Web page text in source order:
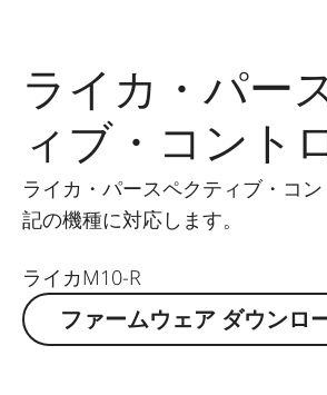
ライカ・パー
ィブ・コント
ライカ・パースペクティブ・コ
記の機種に対応します。
ライカM10-R
ファームウェア ダウンロ